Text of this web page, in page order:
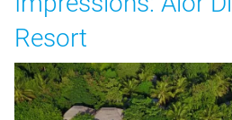
Resort